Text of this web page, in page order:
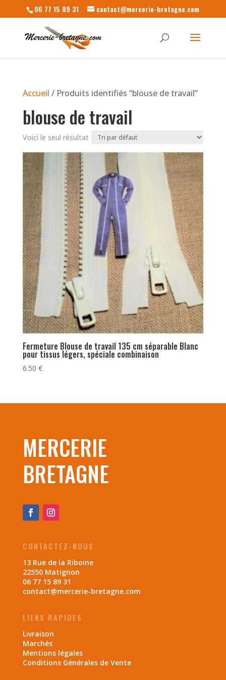
06 77 15 89 31 contact@mercerie-bretagne.com
Accueil / Produits identifiés “blouse de travail”
blouse de travail
Voici le seul résultat
Fermeture Blouse de travail 135 cm séparable Blanc
pour tissus légers, spéciale combinaison
6.50 €
MERCERIE
BRETAGNE
CONTACTEZ-NOUS
13 Rue de la Riboine
22550 Matignon
06 77 15 89 31
contact@mercerie-bretagne.com
LIENS RAPIDES
Livraison
Marchés
Mentions légales
Conditions Générales de Vente